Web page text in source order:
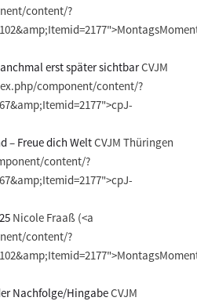
content/?
erst später sichtbarCVJM
component/content/?
– Freue dich WeltCVJM Thüringen
content/?
Nicole Fraaß (<a
content/?
Nachfolge/HingabeCVJM